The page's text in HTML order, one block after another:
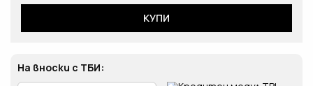
КУПИ
На вноски с ТБИ: